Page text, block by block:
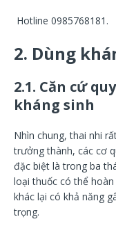
Hotline 0985768181.
2. Dùng
2.1. Căn cứ
kháng sinh
Nhìn chung, thai nhi
trưởng thành, các cơ
đặc biệt là trong ba
loại thuốc có thể
khác lại có khả năng
trọng.